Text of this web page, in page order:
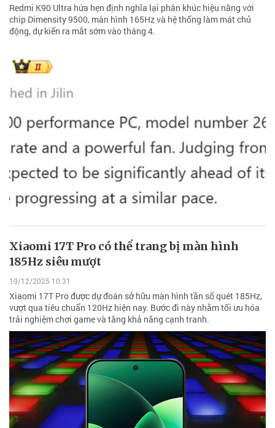
Redmi K90 Ultra hứa hẹn định nghĩa lại phân khúc hiệu năng với
chip Dimensity 9500, màn hình 165Hz và hệ thống làm mát chủ
động, dự kiến ra mắt sớm vào tháng 4.
Xiaomi 17T Pro có thể trang bị màn hình
185Hz siêu mượt
19/12/2025 10:31
Xiaomi 17T Pro được dự đoán sở hữu màn hình tần số quét 185Hz,
vượt qua tiêu chuẩn 120Hz hiện nay. Bước đi này nhằm tối ưu hóa
trải nghiệm chơi game và tăng khả năng cạnh tranh.